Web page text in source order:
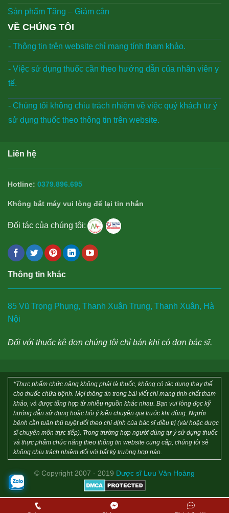
Sản phẩm Tăng – Giảm cân
VỀ CHÚNG TÔI
- Thông tin trên website chỉ mang tính tham khảo.
- Việc sử dụng thuốc cần theo hướng dẫn của nhân viên y
tế.
- Chúng tôi không chịu trách nhiệm về việc quý khách tư ý
sử dụng thuốc theo thông tin trên website.
Liên hệ
Hotline: 0379.896.695
Không bắt máy vui lòng để lại tin nhắn
Đối tác của chúng tôi:
Thông tin khác
85 Vũ Trọng Phụng, Thanh Xuân Trung, Thanh Xuân, Hà
Nội
Đối với thuốc kê đơn chúng tôi chỉ bán khi có đơn bác sĩ.
*Thực phẩm chức năng không phải là thuốc, không có tác dụng thay thế
cho thuốc chữa bệnh. Mọi thông tin trong bài viết chỉ mang tính chất tham
khảo, và được tổng hợp từ nhiều nguồn khác nhau. Bạn vui lòng đọc kỹ
hướng dẫn sử dụng hoặc hỏi ý kiến chuyên gia trước khi dùng. Người
bệnh cần tuân thủ tuyệt đối theo chỉ định của bác sĩ điều trị (và/ hoặc dược
sĩ chuyên môn trực tiếp). Trong trường hợp người dùng tự ý sử dụng thuốc
và thực phẩm chức năng theo thông tin website cung cấp, chúng tôi sẽ
không chịu trách nhiệm đối với bất kỳ trường hợp nào.
© Copyright 2007 - 2019 Dược sĩ Lưu Văn Hoàng